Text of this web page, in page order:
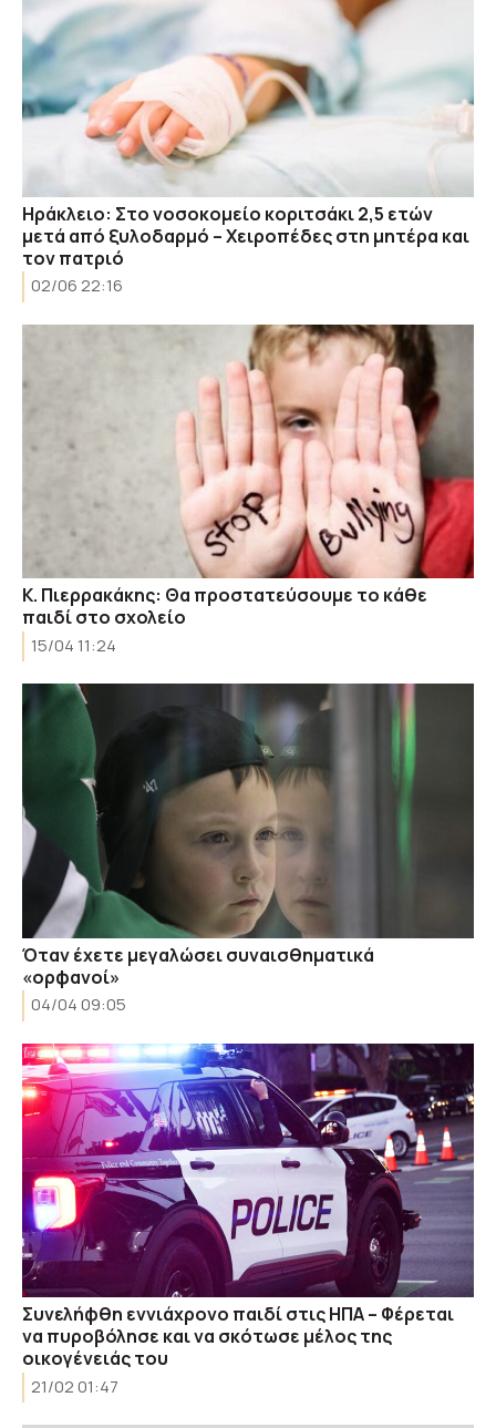
Ηράκλειο: Στο νοσοκομείο κοριτσάκι 2,5 ετών
μετά από ξυλοδαρμό – Χειροπέδες στη μητέρα και
τον πατριό
02/06 22:16
Κ. Πιερρακάκης: Θα προστατεύσουμε το κάθε
παιδί στο σχολείο
15/04 11:24
Όταν έχετε μεγαλώσει συναισθηματικά
«ορφανοί»
04/04 09:05
Συνελήφθη εννιάχρονο παιδί στις ΗΠΑ – Φέρεται
να πυροβόλησε και να σκότωσε μέλος της
οικογένειάς του
21/02 01:47